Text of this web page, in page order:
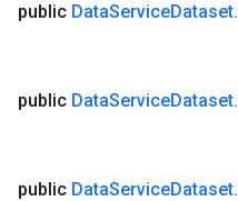
public DataServiceDataset.
public DataServiceDataset.
public DataServiceDataset.